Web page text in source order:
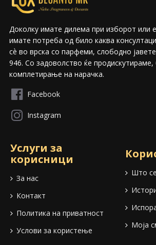
Доколку имате дилема при изборот или
имате потреба од било каква
сѐ во врска со парфеми, слободно
946. Со задоволство ќе продискутираме,
комплетирање на нарачка.
Facebook
Instagram
Услуги за
корисници
За нас
Контакт
Политика на приватност
Услови за користење
Што
Моја